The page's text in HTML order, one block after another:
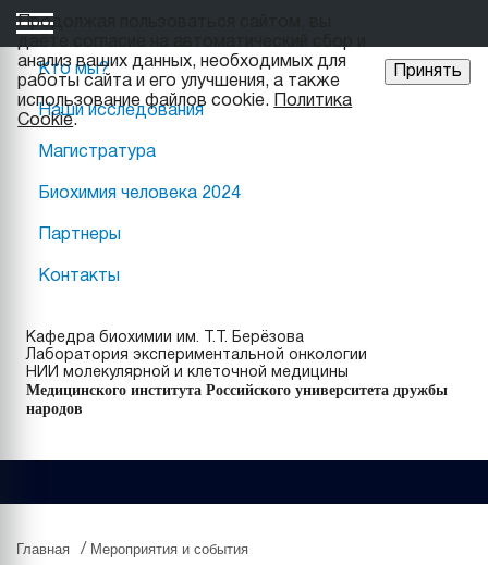
Кто мы?
Наши исследования
Магистратура
Биохимия человека 2024
Партнеры
Контакты
Кафедра биохимии им. Т.Т. Берёзова
Лаборатория экспериментальной онкологии
НИИ молекулярной и клеточной медицины
Медицинского института Российского университета дружбы
народов
Главная / Мероприятия и события
Продолжая пользоваться сайтом, вы
анализ ваших данных, необходимых для
работы сайта и его улучшения, а также
использование файлов cookie.
Политика
Cookie.
Принять